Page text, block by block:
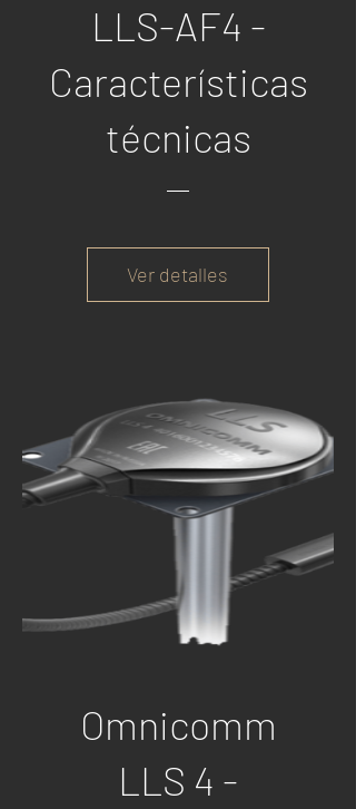
LLS-AF4 -
Características
técnicas
Ver detalles
Omnicomm
LLS 4 -